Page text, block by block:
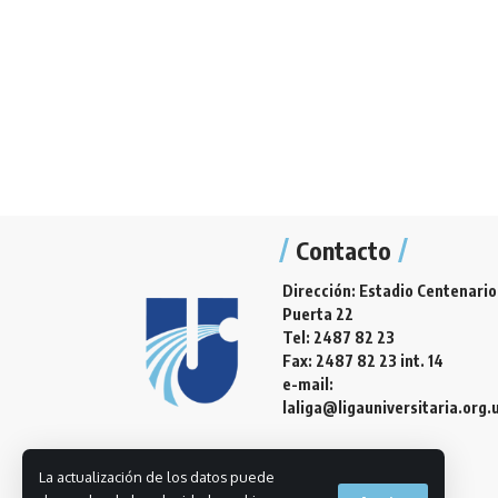
La actualización de los datos puede
Contacto
Dirección: Estadio Centenario
Puerta 22
Tel: 2487 82 23
Fax: 2487 82 23 int. 14
e-mail: